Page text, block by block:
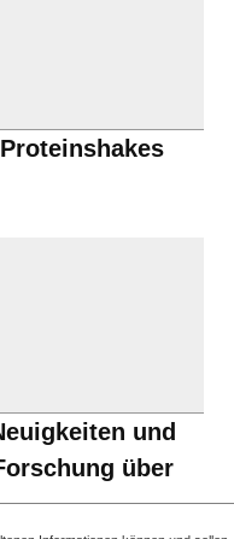
Proteinshakes
und
über
Proteine